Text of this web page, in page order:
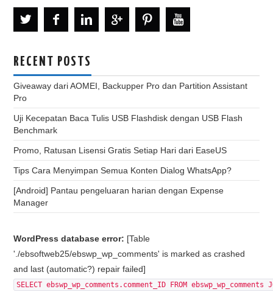
RECENT POSTS
Giveaway dari AOMEI, Backupper Pro dan Partition Assistant
Pro
Uji Kecepatan Baca Tulis USB Flashdisk dengan USB Flash
Benchmark
Promo, Ratusan Lisensi Gratis Setiap Hari dari EaseUS
Tips Cara Menyimpan Semua Konten Dialog WhatsApp?
[Android] Pantau pengeluaran harian dengan Expense
Manager
WordPress database error: [Table
'./ebsoftweb25/ebswp_wp_comments' is marked as crashed
and last (automatic?) repair failed]
SELECT ebswp_wp_comments.comment_ID FROM